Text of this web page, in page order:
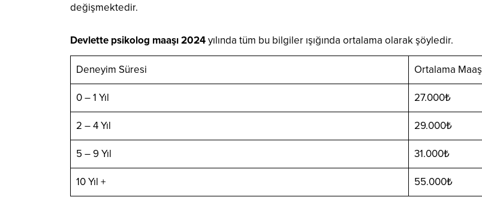
değişmektedir.
Devlette psikolog maaşı 2024yılında tüm bu bilgiler ışığında ortalama olarak şöyledir.
Deneyim Süresi Ortalama Maaş
0 – 1 Yıl 27.000₺
2 – 4 Yıl 29.000₺
5 – 9 Yıl 31.000₺
10 Yıl +
55.000₺